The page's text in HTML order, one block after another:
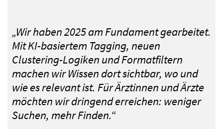
„Wir haben 2025 am Fundament gearbeitet.
Mit KI-basiertem Tagging, neuen
Clustering-Logiken und Formatfiltern
machen wir Wissen dort sichtbar, wo und
wie es relevant ist. Für Ärztinnen und Ärzte
möchten wir dringend erreichen: weniger
Suchen, mehr Finden.“